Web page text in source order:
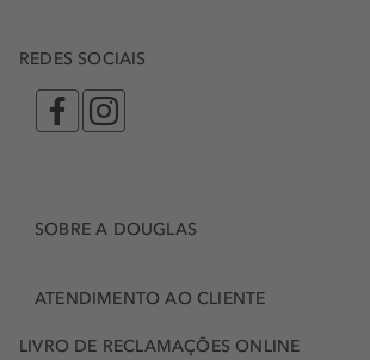
REDES SOCIAIS
SOBRE A DOUGLAS
ATENDIMENTO AO CLIENTE
LIVRO DE RECLAMAÇÕES ONLINE